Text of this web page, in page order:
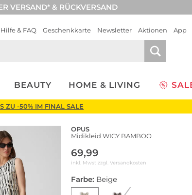
VERSAND* & RÜCKVERSAND
Hilfe & FAQ Geschenkkarte Newsletter Aktionen App
BEAUTY HOME & LIVING
ZU -50% IM FINAL SALE
OPUS
Midikleid WICY BAMBOO
69,99
inkl. Mwst zzgl. Versandkosten
Farbe: Beige